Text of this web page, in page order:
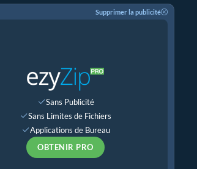
Supprimer la publicité
Sans Publicité
Sans Limites de Fichiers
Applications de Bureau
OBTENIR PRO